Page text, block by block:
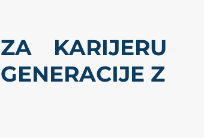
ZA KARIJERU
GENERACIJE Z